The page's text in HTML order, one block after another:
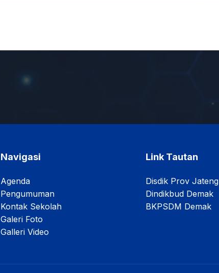
Navigasi
Agenda
Pengumuman
Kontak Sekolah
Galeri Foto
Galleri Video
Link Tautan
Disdik Prov Jateng
Dindikbud Demak
BKPSDM Demak